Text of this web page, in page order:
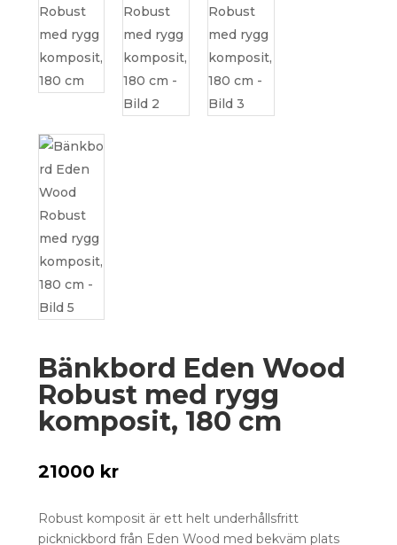
Bänkbord Eden Wood
Robust med rygg
komposit, 180 cm
21000 kr
Robust komposit är ett helt underhållsfritt
picknickbord från Eden Wood med bekväm plats